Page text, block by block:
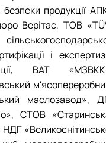
безпеки продукції
Верітас, ТОВ
і
ВАТ
маслозавод»,
СТОВ